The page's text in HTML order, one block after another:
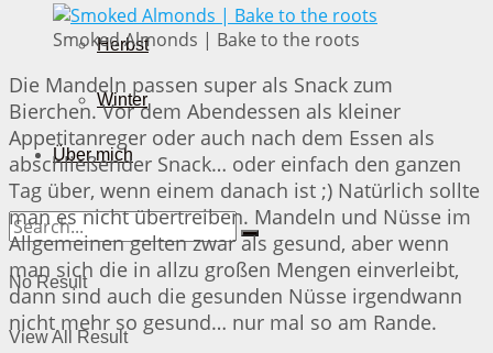
Herbst
Winter
Über mich
No Result
View All Result
Smoked Almonds | Bake to the roots
Die Mandeln passen super als Snack zum
Bierchen. Vor dem Abendessen als kleiner
Appetitanreger oder auch nach dem Essen als
abschließender Snack… oder einfach den ganzen
Tag über, wenn einem danach ist ;) Natürlich sollte
man es nicht übertreiben. Mandeln und Nüsse im
Allgemeinen gelten zwar als gesund, aber wenn
man sich die in allzu großen Mengen einverleibt,
dann sind auch die gesunden Nüsse irgendwann
nicht mehr so gesund… nur mal so am Rande.